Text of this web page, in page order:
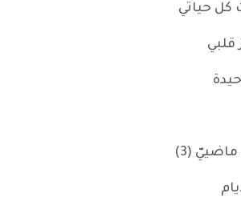
كل حياتي
(3)